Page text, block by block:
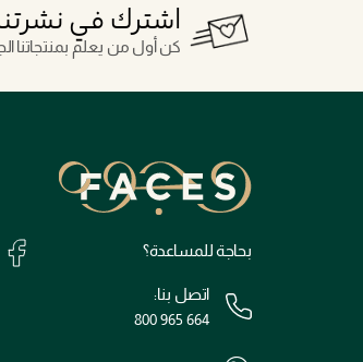
اشترك في نشرتنا
كن أول من يعلم بمنتجاتنا
بحاجة للمساعدة؟
اتصل بنا:
800 965 664